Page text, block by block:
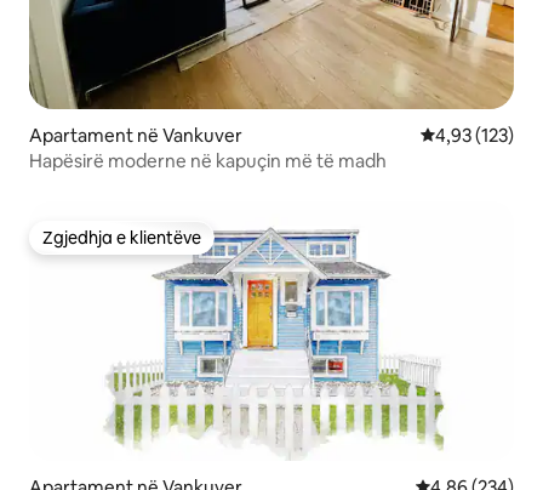
Apartament në Vankuver Vlerësimi
4,93 (123)
Hapësirë moderne në kapuçin më të madh
Zgjedhja e klientëve
Zgjedhja e klientëve